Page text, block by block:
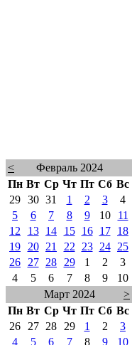
<
Февраль 2024
Пн Вт Ср Чт Пт Сб Вс
29 30 31 1 2 3
4
5
6 7 8 9 10
11
12
13 14 15 16 17
18
19
20 21 22 23 24
25
26
27 28 29 1 2
3
4
5 6 7 8 9
10
Март 2024
>
Пн Вт Ср Чт Пт Сб Вс
26
27 28 29 1 2
3
4
5 6 7 8 9 10